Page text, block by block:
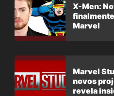
X-Men:
Marvel
Marvel
novos
revela